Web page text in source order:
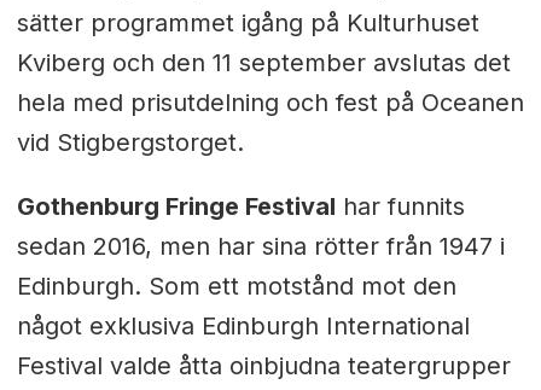
sätter programmet igång på Kulturhuset
Kviberg och den 11 september avslutas det
hela med prisutdelning och fest på Oceanen
vid Stigbergstorget.
Gothenburg Fringe Festival har funnits
sedan 2016, men har sina rötter från 1947 i
Edinburgh. Som ett motstånd mot den
något exklusiva Edinburgh International
Festival valde åtta oinbjudna teatergrupper